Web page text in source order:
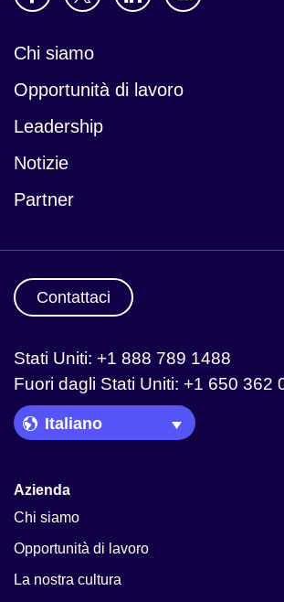
Istruzione
Chi siamo
Opportunità di lavoro
Leadership
Notizie
Partner
Contattaci
Stati Uniti: +1 888 789 1488
Fuori dagli Stati Uniti: +1 650 362
Language Picker
Azienda
Chi siamo
Opportunità di lavoro
La nostra cultura